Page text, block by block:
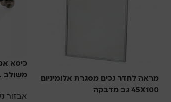
מראה לחדר נכים מסגרת אלומיניום
45X100 גב מדבקה
כיסא
משולב HPL עם רגל
אבזור